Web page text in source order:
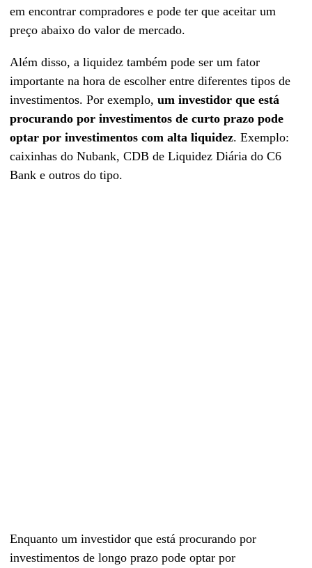
em encontrar compradores e pode ter que aceitar um
preço abaixo do valor de mercado.
Além disso, a liquidez também pode ser um fator
importante na hora de escolher entre diferentes tipos de
investimentos. Por exemplo, um investidor que está
procurando por investimentos de curto prazo pode
optar por investimentos com alta liquidez. Exemplo:
caixinhas do Nubank, CDB de Liquidez Diária do C6
Bank e outros do tipo.
Enquanto um investidor que está procurando por
investimentos de longo prazo pode optar por